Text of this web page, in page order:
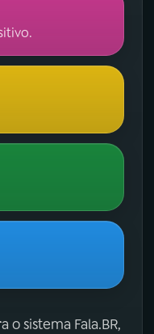
o sistema Fala.BR,